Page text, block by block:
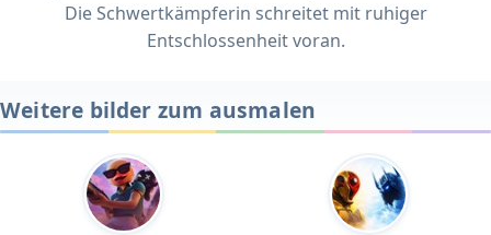
Die Schwertkämpferin schreitet mit ruhiger
Entschlossenheit voran.
Weitere bilder zum ausmalen